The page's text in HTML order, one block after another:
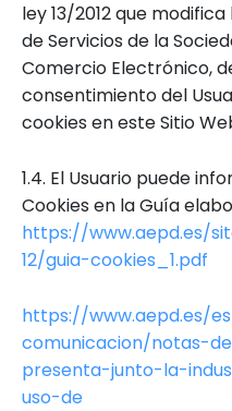
ley 13/2012 que modifica
de Servicios de la
Comercio Electrónico,
consentimiento del
cookies en este Sitio
1.4. El Usuario puede
Cookies en la Guía
https://www.aepd.es/
12/guia-cookies_1.pdf
https://www.aepd.es/
comunicacion/notas-
presenta-junto-la-
uso-de